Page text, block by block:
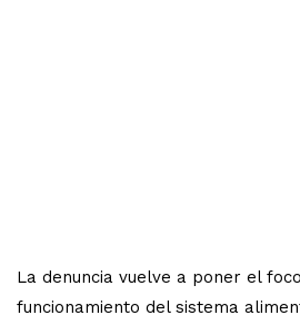
La denuncia vuelve a poner el
funcionamiento del sistema